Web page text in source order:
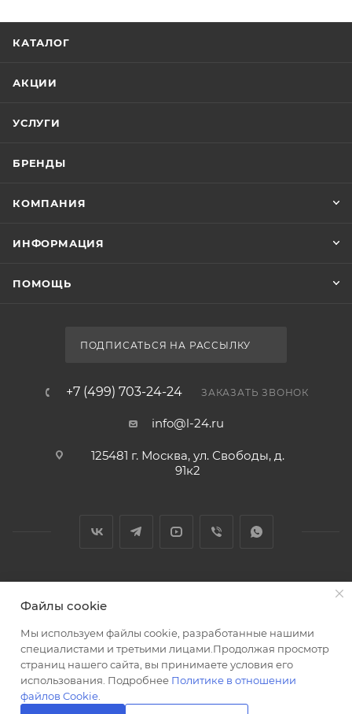
КАТАЛОГ
АКЦИИ
УСЛУГИ
БРЕНДЫ
КОМПАНИЯ
ИНФОРМАЦИЯ
ПОМОЩЬ
ПОДПИСАТЬСЯ НА РАССЫЛКУ
+7 (499) 703-24-24 ЗАКАЗАТЬ ЗВОНОК
info@l-24.ru
125481 г. Москва, ул. Свободы, д.
91к2
Разработка сайта
Файлы cookie
Мы используем файлы cookie, разработанные нашими
специалистами и третьими лицами.Продолжая просмотр
страниц нашего сайта, вы принимаете условия его
использования. Подробнее Политике в отношении
файлов Cookie